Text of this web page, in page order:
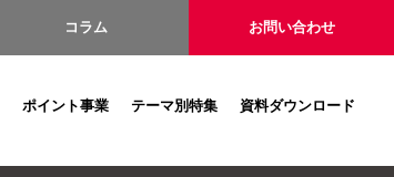
コラム お問い合わせ
ポイント事業 テーマ別特集 資料ダウンロード